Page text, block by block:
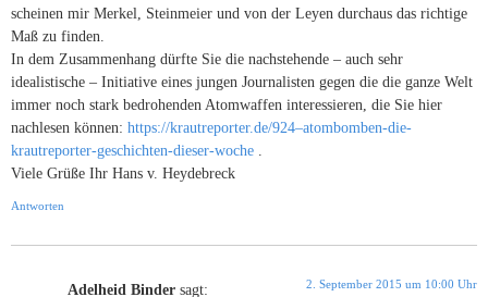
scheinen mir Merkel, Steinmeier und von der Leyen durchaus das richtige
Maß zu finden.
In dem Zusammenhang dürfte Sie die nachstehende – auch sehr
idealistische – Initiative eines jungen Journalisten gegen die die ganze Welt
immer noch stark bedrohenden Atomwaffen interessieren, die Sie hier
nachlesen können: https://krautreporter.de/924–atombomben-die-
krautreporter-geschichten-dieser-woche
Viele Grüße Ihr Hans v. Heydebreck
Antworten
Adelheid Binder sagt: 2. September 2015 um 10:00 Uhr